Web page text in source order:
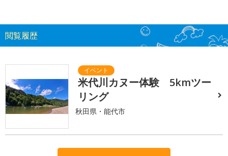
閲覧履歴
米代川カヌー体験 5kmツー
リング
秋田県・能代市